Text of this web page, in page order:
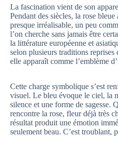
La fascination vient de son
Pendant des siècles, la rose
presque irréalisable, un peu
l’on cherche sans jamais être
la littérature européenne et
selon plusieurs traditions reprises
elle apparaît comme l’emblème
Cette charge symbolique s’est
visuel. Le bleu évoque le ciel, la
silence et une forme de sagesse.
rencontre la rose, fleur déjà très
résultat produit une émotion
seulement beau. C’est troublant,